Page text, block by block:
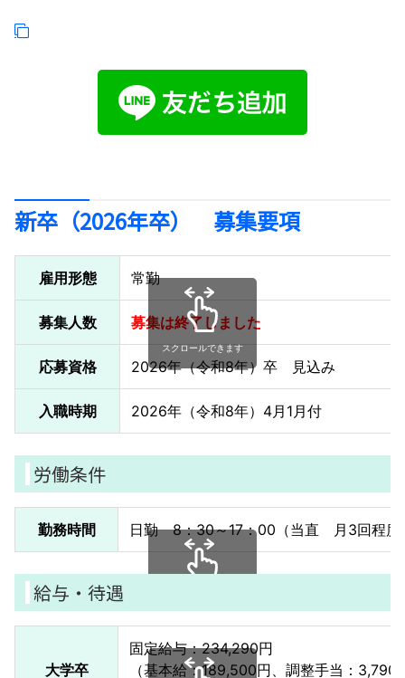
新卒（2026年卒） 募集要項
雇用形態 常勤
募集人数 募集は終了しました
応募資格 2026年（令和8年）卒 見込み
入職時期 2026年（令和8年）4月1月付
スクロールできます
労働条件
勤務時間 日勤 8：30～17：00（当直 月3回程度
給与・待遇
大学卒
固定給与：234,290円
（基本給：189,500円、調整手当：